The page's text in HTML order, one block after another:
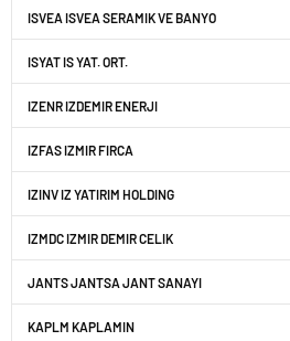
ISVEA ISVEA SERAMIK VE BANYO
ISYAT IS YAT. ORT.
IZENR IZDEMIR ENERJI
IZFAS IZMIR FIRCA
IZINV IZ YATIRIM HOLDING
IZMDC IZMIR DEMIR CELIK
JANTS JANTSA JANT SANAYI
KAPLM KAPLAMIN